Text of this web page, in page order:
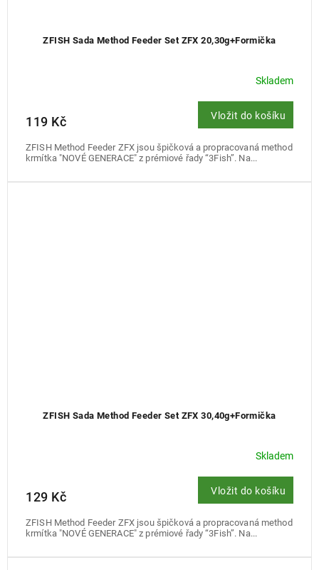
ZFISH Sada Method Feeder Set ZFX 20,30g+Formička
Skladem
119 Kč Vložit do košíku
ZFISH Method Feeder ZFX jsou špičková a propracovaná method
krmítka "NOVÉ GENERACE" z prémiové řady “3Fish”. Na...
ZFISH Sada Method Feeder Set ZFX 30,40g+Formička
Skladem
129 Kč Vložit do košíku
ZFISH Method Feeder ZFX jsou špičková a propracovaná method
krmítka "NOVÉ GENERACE" z prémiové řady “3Fish”. Na...